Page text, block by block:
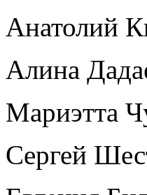
Анатолий
Алина
Мариэтта
Сергей